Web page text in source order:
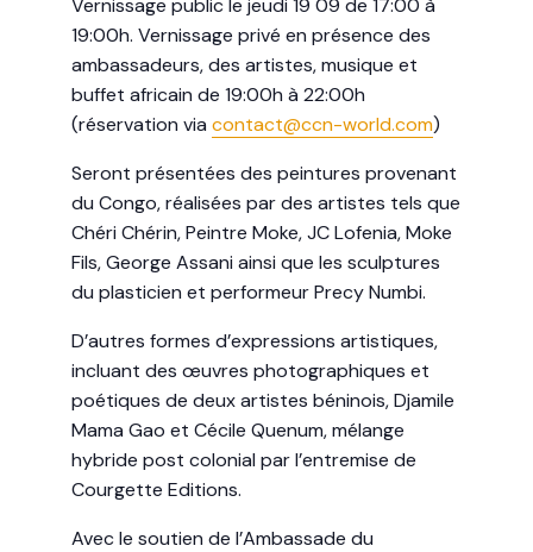
Vernissage public le jeudi 19 09 de 17:00 à
19:00h. Vernissage privé en présence des
ambassadeurs, des artistes, musique et
buffet africain de 19:00h à 22:00h
(réservation viacontact@ccn-world.com)
Seront présentées des peintures provenant
du Congo, réalisées par des artistes tels que
Chéri Chérin, Peintre Moke, JC Lofenia, Moke
Fils, George Assani ainsi que les sculptures
du plasticien et performeur Precy Numbi.
D’autres formes d’expressions artistiques,
incluant des œuvres photographiques et
poétiques de deux artistes béninois, Djamile
Mama Gao et Cécile Quenum, mélange
hybride post colonial par l’entremise de
Courgette Editions.
Avec le soutien de l’Ambassade du